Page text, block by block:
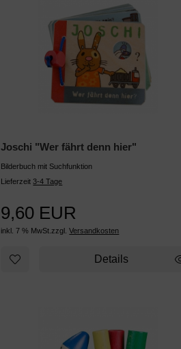
Joschi "Wer fährt denn hier"
Bilderbuch mit Suchfunktion
Lieferzeit3-4 Tage
9,60 EUR
inkl. 7 % MwSt. zzgl.Versandkosten
Details